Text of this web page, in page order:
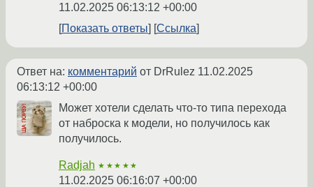
11.02.2025 06:13:12 +00:00
Показать ответы
Ссылка
Ответ на: комментарий от DrRulez 11.02.2025
06:13:12 +00:00
Может хотели сделать что-то типа перехода
от наброска к модели, но получилось как
получилось.
Radjah ★★★★★
11.02.2025 06:16:07 +00:00